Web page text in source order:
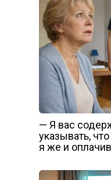
— Я вас
указывать,
я же и